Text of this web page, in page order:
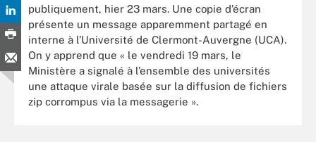
publiquement, hier 23 mars. Une copie d’écran
présente un message apparemment partagé en
interne à l’Université de Clermont-Auvergne (UCA).
On y apprend que « le vendredi 19 mars, le
Ministère a signalé à l’ensemble des universités
une attaque virale basée sur la diffusion de fichiers
zip corrompus via la messagerie ».